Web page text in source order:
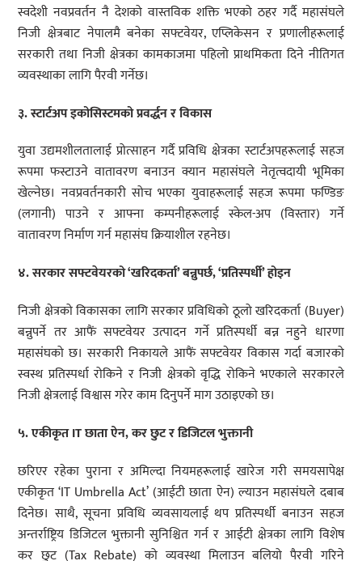
स्वदेशी नवप्रवर्तन नै देशको वास्तविक शक्ति भएको ठहर गर्दै महासंघले
निजी क्षेत्रबाट नेपालमै बनेका सफ्टवेयर, एप्लिकेसन र प्रणालीहरूलाई
सरकारी तथा निजी क्षेत्रका कामकाजमा पहिलो प्राथमिकता दिने नीतिगत
व्यवस्थाका लागि पैरवी गर्नेछ।
३. स्टार्टअप इकोसिस्टमको प्रवर्द्धन र विकास
युवा उद्यमशीलतालाई प्रोत्साहन गर्दै प्रविधि क्षेत्रका स्टार्टअपहरूलाई सहज
रूपमा फस्टाउने वातावरण बनाउन क्यान महासंघले नेतृत्वदायी भूमिका
खेल्नेछ। नवप्रवर्तनकारी सोच भएका युवाहरूलाई सहज रूपमा फण्डिङ
(लगानी) पाउने र आफ्ना कम्पनीहरूलाई स्केल-अप (विस्तार) गर्ने
वातावरण निर्माण गर्न महासंघ क्रियाशील रहनेछ।
४. सरकार सफ्टवेयरको ‘खरिदकर्ता’ बन्नुपर्छ, ‘प्रतिस्पर्धी’ होइन
निजी क्षेत्रको विकासका लागि सरकार प्रविधिको ठूलो खरिदकर्ता (Buyer)
बन्नुपर्ने तर आफैं सफ्टवेयर उत्पादन गर्ने प्रतिस्पर्धी बन्न नहुने धारणा
महासंघको छ। सरकारी निकायले आफैं सफ्टवेयर विकास गर्दा बजारको
स्वस्थ प्रतिस्पर्धा रोकिने र निजी क्षेत्रको वृद्धि रोकिने भएकाले सरकारले
निजी क्षेत्रलाई विश्वास गरेर काम दिनुपर्ने माग उठाइएको छ।
५. एकीकृत IT छाता ऐन, कर छुट र डिजिटल भुक्तानी
छरिएर रहेका पुराना र अमिल्दा नियमहरूलाई खारेज गरी समयसापेक्ष
एकीकृत ‘IT Umbrella Act’ (आईटी छाता ऐन) ल्याउन महासंघले दबाब
दिनेछ। साथै, सूचना प्रविधि व्यवसायलाई थप प्रतिस्पर्धी बनाउन सहज
अन्तर्राष्ट्रिय डिजिटल भुक्तानी सुनिश्चित गर्न र आईटी क्षेत्रका लागि विशेष
कर छुट (Tax Rebate) को व्यवस्था मिलाउन बलियो पैरवी गरिने